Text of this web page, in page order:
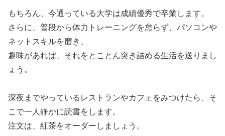
もちろん、今通っている大学は成績優秀で卒業します。
さらに、普段から体力トレーニングを怠らず、パソコンや
ネットスキルを磨き、
趣味があれば、それをとことん突き詰める生活を送りまし
ょう。
深夜までやっているレストランやカフェをみつけたら、そ
こで一人静かに読書をします。
注文は、紅茶をオーダーしましょう。